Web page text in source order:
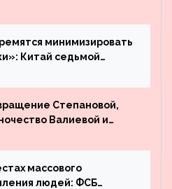
в Казахстан
минимизировать
Китай седьмой
из американского
Степановой,
Валиевой и
в мире
катания
массового
людей: ФСБ